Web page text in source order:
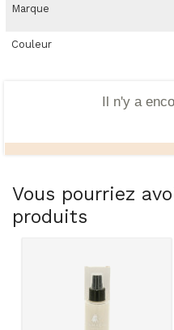
Marque
Couleur
Il n'y a
Vous pourriez
produits